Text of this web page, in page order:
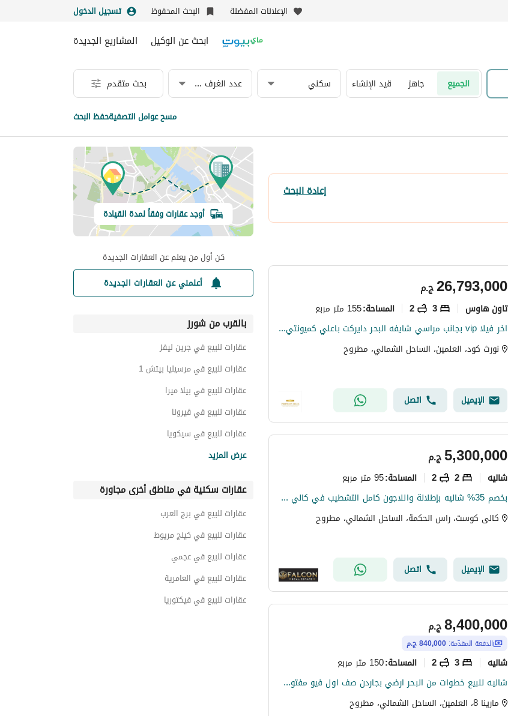
الإعلانات المفضلة البحث المحفوظ تسجيل الدخول
ابحث عن الوكيل المشاريع الجديدة
الجميع جاهز قيد الإنشاء سكني عدد الغرف & الحمامات بحث متقدم
مسح عوامل التصفيةحفظ البحث
إعادة البحث
ج.م26,793,000
تاون هاوس 3
2 المساحة:155 متر مربع
اخر فيلا vip بجانب مراسي شايفه البحر دايركت باعلي كميونتي بتشطيب كامل
نورث كود، العلمين، الساحل الشمالي، مطروح
الإيميل اتصل
ج.م5,300,000
شاليه 2
2 المساحة:95 متر مربع
بخصم 35% شاليه بإطلالة واللاجون كامل التشطيب في كالي كوست الساحل الشمالي cali Coast,North Coastبجوار فوكا باي و سيزر و هاسيندا
كالى كوست، راس الحكمة، الساحل الشمالي، مطروح
الإيميل اتصل
ج.م8,400,000
الدفعة المقدّمة: 840,000 ج.م
شاليه 3
2 المساحة:150 متر مربع
شاليه للبيع خطوات من البحر ارضي بجاردن صف اول فيو مفتوح علي لاجون دقائق من مراسي و الحي اللاتيني الساحل الشمالي Marina8 North Coast
مارينا 8، العلمين، الساحل الشمالي، مطروح
أوجد عقارات وفقاً لمدة القيادة
كن أول من يعلم عن العقارات الجديدة
أعلمني عن العقارات الجديدة
بالقرب من شورز
عقارات للبيع في جرين ليفز
عقارات للبيع في مرسيليا بيتش 1
عقارات للبيع في بيلا ميرا
عقارات للبيع في ڤيرونا
عقارات للبيع في سيكويا
عقارات للبيع في بالم بيتش
عقارات للبيع في بلو باي
عقارات للبيع في ماربيلا
عرض المزيد
عقارات سكنية في مناطق أخرى مجاورة
عقارات للبيع في برج العرب
عقارات للبيع في كينج مريوط
عقارات للبيع في عجمي
عقارات للبيع في العامرية
عقارات للبيع في فيكتوريا